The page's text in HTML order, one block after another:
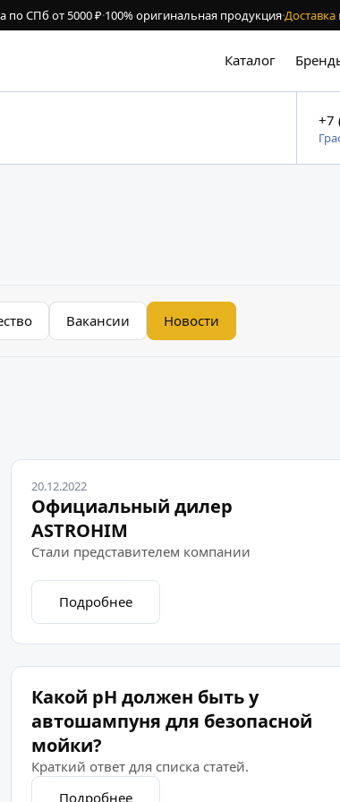
по СПб от 5000 ₽·100% оригинальная продукция·Доставка
Каталог
+7
Вакансии Новости
20.12.2022
Официальный дилер
ASTROHIM
Стали представителем компании
Подробнее
Какой pH должен быть у
автошампуня для безопасной
мойки?
Краткий ответ для списка статей.
Подробнее